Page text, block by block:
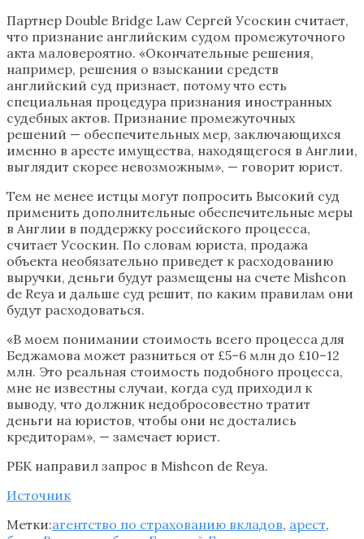
Партнер Double Bridge Law Сергей Усоскин считает,
что признание английским судом промежуточного
акта маловероятно. «Окончательные решения,
например, решения о взыскании средств
английский суд признает, потому что есть
специальная процедура признания иностранных
судебных актов. Признание промежуточных
решений — обеспечительных мер, заключающихся
именно в аресте имущества, находящегося в Англии,
выглядит скорее невозможным», — говорит юрист.
Тем не менее истцы могут попросить Высокий суд
применить дополнительные обеспечительные меры
в Англии в поддержку российского процесса,
считает Усоскин. По словам юриста, продажа
объекта необязательно приведет к расходованию
выручки, деньги будут размещены на счете Mishcon
de Reya и дальше суд решит, по каким правилам они
будут расходоваться.
«В моем понимании стоимость всего процесса для
Беджамова может разниться от £5–6 млн до £10–12
млн. Это реальная стоимость подобного процесса,
мне не известны случаи, когда суд приходил к
выводу, что должник недобросовестно тратит
деньги на юристов, чтобы они не достались
кредиторам», — замечает юрист.
РБК направил запрос в Mishcon de Reya.
Источник
Метки:агентство по страхованию вкладов, арест,